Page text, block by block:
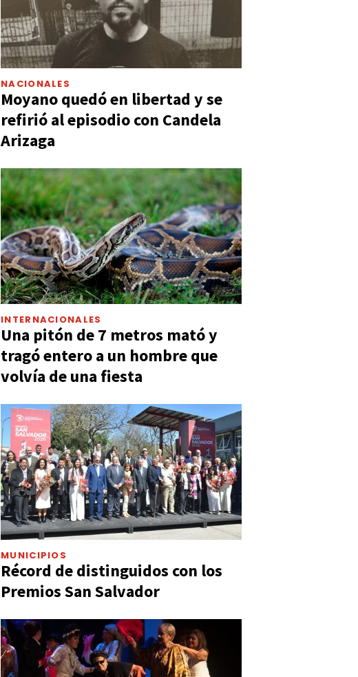
NACIONALES
Moyano quedó en libertad y se
refirió al episodio con Candela
Arizaga
INTERNACIONALES
Una pitón de 7 metros mató y
tragó entero a un hombre que
volvía de una fiesta
MUNICIPIOS
Récord de distinguidos con los
Premios San Salvador